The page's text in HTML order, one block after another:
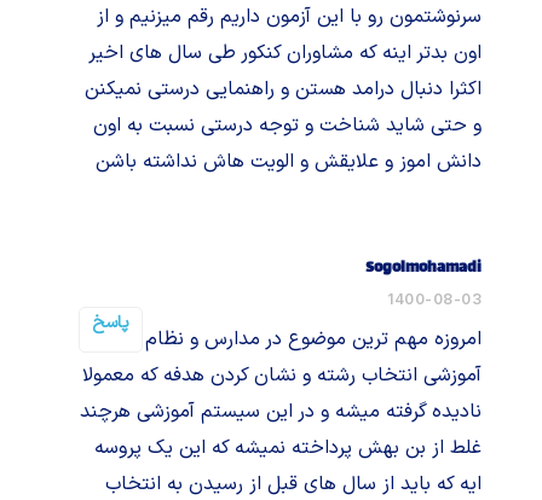
سرنوشتمون رو با این آزمون داریم رقم میزنیم و از
اون بدتر اینه که مشاوران کنکور طی سال های اخیر
اکثرا دنبال درامد هستن و راهنمایی درستی نمیکنن
و حتی شاید شناخت و توجه درستی نسبت به اون
دانش اموز و علایقش و الویت هاش نداشته باشن
Sogolmohamadi
1400-08-03
پاسخ
امروزه مهم ترین موضوع در مدارس و نظام های
آموزشی انتخاب رشته و نشان کردن هدفه که معمولا
نادیده گرفته میشه و در این سیستم آموزشی هرچند
غلط از بن بهش پرداخته نمیشه که این یک پروسه
ایه که باید از سال های قبل از رسیدن به انتخاب